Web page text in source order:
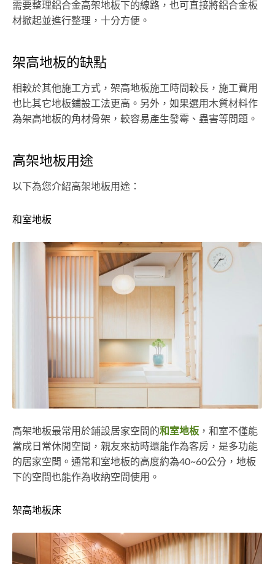
需要整理鋁合金高架地板下的線路，也可直接將鋁合金板
材掀起並進行整理，十分方便。
架高地板的缺點
相較於其他施工方式，架高地板施工時間較長，施工費用
也比其它地板鋪設工法更高。另外，如果選用木質材料作
為架高地板的角材骨架，較容易產生發霉、蟲害等問題。
高架地板用途
以下為您介紹高架地板用途：
和室地板
高架地板最常用於鋪設居家空間的和室地板 ，和室不僅能
當成日常休閒空間，親友來訪時還能作為客房，是多功能
的居家空間。通常和室地板的高度約為40~60公分，地板
下的空間也能作為收納空間使用。
架高地板床